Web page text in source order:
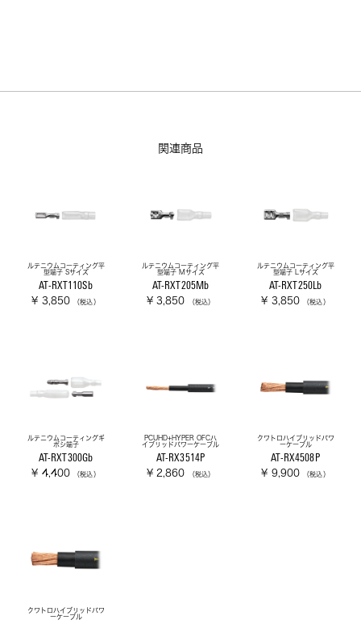
関連商品
ルテニウムコーティング平
型端子 Sサイズ
AT-RXT110Sb
¥ 3,850 （税込）
ルテニウムコーティング平
型端子 Mサイズ
AT-RXT205Mb
¥ 3,850 （税込）
ルテニウムコーティング平
型端子 Lサイズ
AT-RXT250Lb
¥ 3,850 （税込）
ルテニウムコーティングギ
ボシ端子
AT-RXT300Gb
¥ 4,400 （税込）
PCUHD+HYPER OFCハ
イブリッドパワーケーブル
AT-RX3514P
¥ 2,860 （税込）
クワトロハイブリッドパワ
ーケーブル
AT-RX4508P
¥ 9,900 （税込）
クワトロハイブリッドパワ
ーケーブル